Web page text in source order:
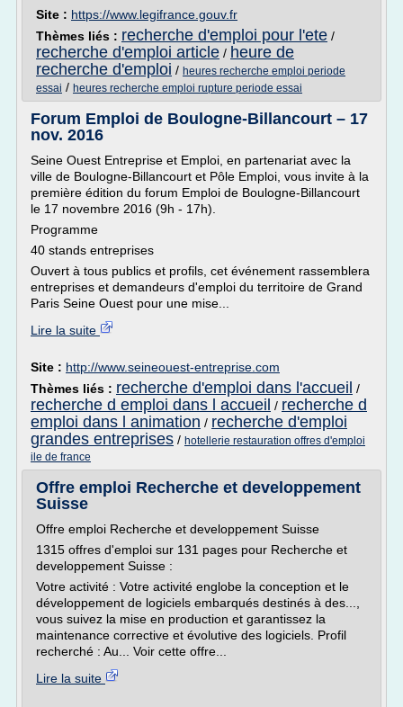
Site : https://www.legifrance.gouv.fr
Thèmes liés : recherche d'emploi pour l'ete /
recherche d'emploi article / heure de
recherche d'emploi / heures recherche emploi periode
essai / heures recherche emploi rupture periode essai
Forum Emploi de Boulogne-Billancourt – 17
nov. 2016
Seine Ouest Entreprise et Emploi, en partenariat avec la
ville de Boulogne-Billancourt et Pôle Emploi, vous invite à la
première édition du forum Emploi de Boulogne-Billancourt
le 17 novembre 2016 (9h - 17h).
Programme
40 stands entreprises
Ouvert à tous publics et profils, cet événement rassemblera
entreprises et demandeurs d'emploi du territoire de Grand
Paris Seine Ouest pour une mise...
Lire la suite
Site : http://www.seineouest-entreprise.com
Thèmes liés : recherche d'emploi dans l'accueil /
recherche d emploi dans l accueil / recherche d
emploi dans l animation / recherche d'emploi
grandes entreprises / hotellerie restauration offres d'emploi
ile de france
Offre emploi Recherche et developpement
Suisse
Offre emploi Recherche et developpement Suisse
1315 offres d'emploi sur 131 pages pour Recherche et
developpement Suisse :
Votre activité : Votre activité englobe la conception et le
développement de logiciels embarqués destinés à des...,
vous suivez la mise en production et garantissez la
maintenance corrective et évolutive des logiciels. Profil
recherché : Au... Voir cette offre...
Lire la suite